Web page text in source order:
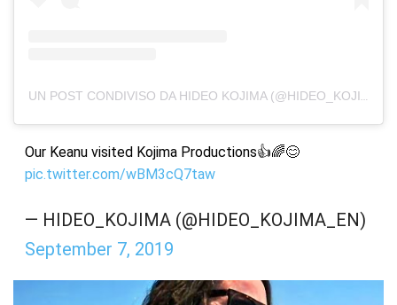
UN POST CONDIVISO DA HIDEO KOJIMA (@HIDEO_KOJIMA)
Our Keanu visited Kojima Productions👍🌈😊
pic.twitter.com/wBM3cQ7taw
— HIDEO_KOJIMA (@HIDEO_KOJIMA_EN)
September 7, 2019